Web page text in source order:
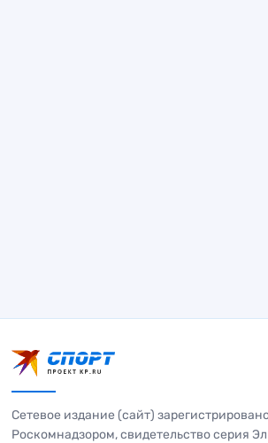
Сетевое издание (сайт)
Роскомнадзором, свидетельство серия